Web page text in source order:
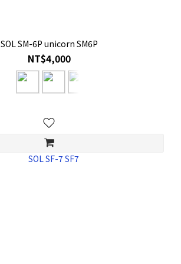
SOL SM-6P unicorn SM6P
NT$4,000